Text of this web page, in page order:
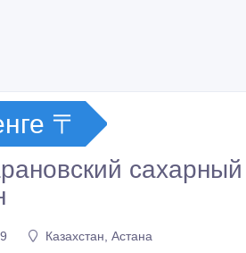
〒
Казахстан, Астана